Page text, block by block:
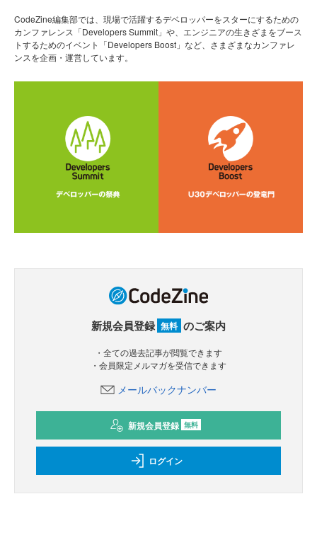
CodeZine編集部では、現場で活躍するデベロッパーをスターにするための
カンファレンス「Developers Summit」や、エンジニアの生きざまをブース
トするためのイベント「Developers Boost」など、さまざまなカンファレ
ンスを企画・運営しています。
新規会員登録 無料 のご案内
・全ての過去記事が閲覧できます
・会員限定メルマガを受信できます
メールバックナンバー
新規会員登録 無料
ログイン